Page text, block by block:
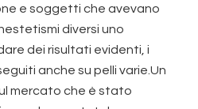
e soggetti che avevano
diversi uno
dei risultati evidenti, i
anche su pelli varie.Un
mercato che è stato